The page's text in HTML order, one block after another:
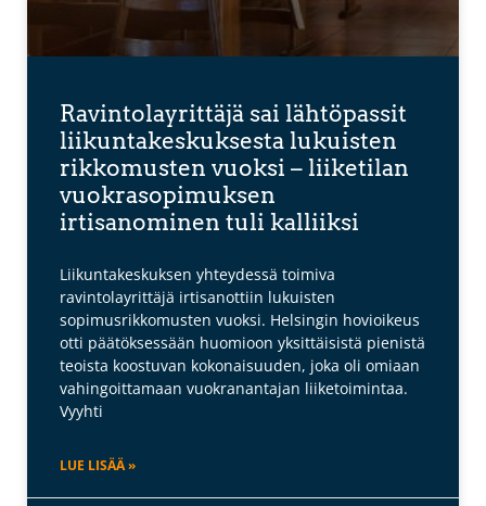
Ravintolayrittäjä sai lähtöpassit
liikuntakeskuksesta lukuisten
rikkomusten vuoksi – liiketilan
vuokrasopimuksen
irtisanominen tuli kalliiksi
Liikuntakeskuksen yhteydessä toimiva
ravintolayrittäjä irtisanottiin lukuisten
sopimusrikkomusten vuoksi. Helsingin hovioikeus
otti päätöksessään huomioon yksittäisistä pienistä
teoista koostuvan kokonaisuuden, joka oli omiaan
vahingoittamaan vuokranantajan liiketoimintaa.
Vyyhti
LUE LISÄÄ »